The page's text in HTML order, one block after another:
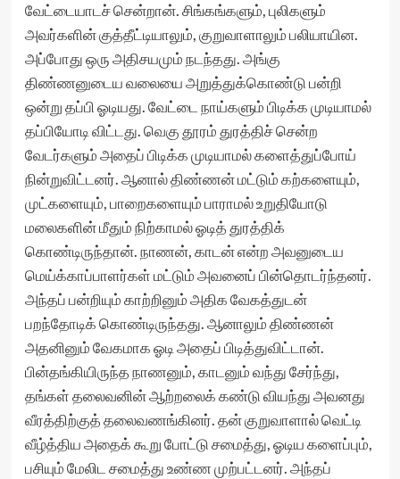
வேட்டையாடச் சென்றான். சிங்கங்களும், புலிகளும்
அவர்களின் குத்தீட்டியாலும், குறுவாளாலும் பலியாயின.
அப்போது ஒரு அதிசயமும் நடந்தது. அங்கு
திண்ணனுடைய வலையை அறுத்துக்கொண்டு பன்றி
ஒன்று தப்பி ஓடியது. வேட்டை நாய்களும் பிடிக்க முடியாமல்
தப்பியோடி விட்டது. வெகு தூரம் துரத்திச் சென்ற
வேடர்களும் அதைப் பிடிக்க முடியாமல் களைத்துப்போய்
நின்றுவிட்டனர். ஆனால் திண்ணன் மட்டும் கற்களையும்,
முட்களையும், பாறைகளையும் பாராமல் உறுதியோடு
மலைகளின் மீதும் நிற்காமல் ஓடித் துரத்திக்
கொண்டிருந்தான். நாணன், காடன் என்ற அவனுடைய
மெய்க்காப்பாளர்கள் மட்டும் அவனைப் பின்தொடர்ந்தனர்.
அந்தப் பன்றியும் காற்றினும் அதிக வேகத்துடன்
பறந்தோடிக் கொண்டிருந்தது. ஆனாலும் திண்ணன்
அதனினும் வேகமாக ஓடி அதைப் பிடித்துவிட்டான்.
பின்தங்கியிருந்த நாணனும், காடனும் வந்து சேர்ந்து,
தங்கள் தலைவனின் ஆற்றலைக் கண்டு வியந்து அவனது
வீரத்திற்குத் தலைவணங்கினர். தன் குறுவாளால் வெட்டி
வீழ்த்திய அதைக் கூறு போட்டு சமைத்து, ஓடிய களைப்பும்,
பசியும் மேலிட சமைத்து உண்ண முற்பட்டனர். அந்தப்